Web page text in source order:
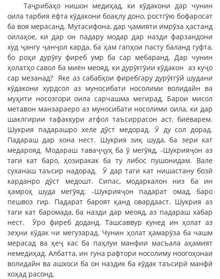
Таҷрибаҳо нишон медиҳад, ки кӯдакони дар чунин
оила тарбия ёфта кӯдакони боақлу доно, ростгӯю бофаросат
ба воя мерасанд. Мутасифона, дар ҷамияти имрӯза ҳастанд
оилаҳое, ки дар он падару модар дар назди фарзандони
худ ҷангу ҷанҷол карда, ба ҳам гапҳои пасту баланд гуфта,
бо роҳи дурӯғу фиреб умр ба сар мебаранд. Дар чунин
ҳолатҳо савол ба миён меояд, ки дурӯғгӯии кӯдакон аз куҷо
сар мезанад? Яке аз сабабҳои фиребгару дурӯғгӯй шудани
кӯдакони хурдсол аз муносибати носолими волидайн ва
муҳити носозгори оила сарчашма мегирад. Барои мисол
метавон манзараеро аз муносибати носолими оила, ки дар
шаклгирии тафаккури атфол таъсиррасон аст, биёварем.
Шукрия падарашро хеле дӯст медорад. Ӯ ду сол дорад.
Падараш дар хона нест. Шукрия зиқ шуда, ба зери кат
медарояд. Модараш таваҷҷуҳ ба ӯ мегӯяд, -Шукрияҷон аз
таги кат баро, ҳозиракак ба ту либос пушонидам. Вале
суханаш таъсир надорад. Ӯ дар таги кат нишастану бозӣ
карданро дӯст медошт. Сипас, модаркалон низ ба ин
ҳамроҳ шуда мегӯяд: -Шукрияҷон падарат омад, баро
пешвоз гир. Падарат бароят қанд овардааст. Шукрия аз
таги кат баромада, ба назди дар меояд, аз падараш хабар
нест. Ӯро фиреб доданд. Ташсаввур кунед ин ҳолат аз
зеҳни кӯдак чи мегузарад. Чунин ҳолат ҳамарӯза ба чашм
мерасад ва ҳеҷ кас ба паҳлуи манфии масъала аҳамият
немедиҳад. Албатта, ин гуна рафтори носолиму ноогоҳонаи
волидайн ва ашхоси ба он наздик ба кӯдак таъсирӣ манфӣ
хоҳад расонд.